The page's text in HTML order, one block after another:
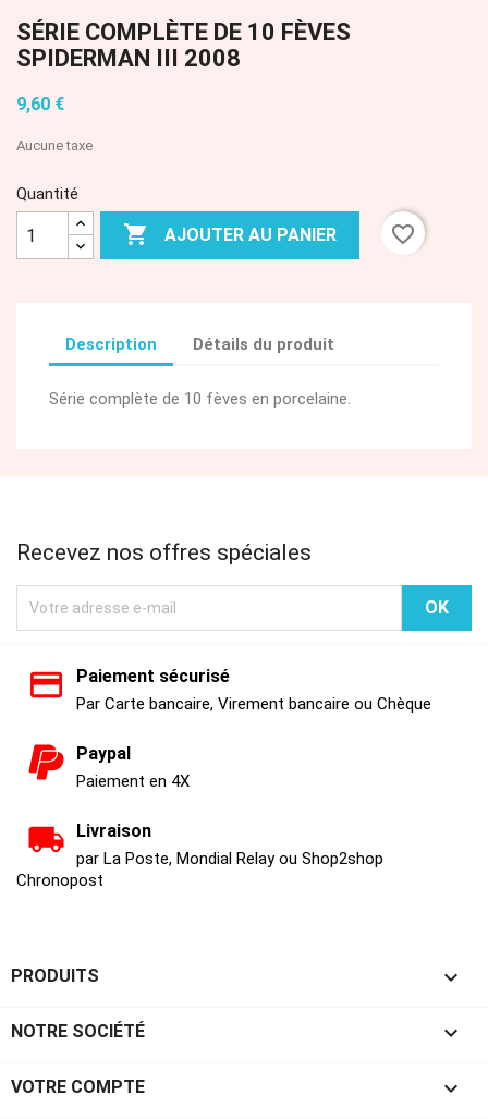
SÉRIE COMPLÈTE DE 10 FÈVES
SPIDERMAN III 2008
9,60 €
Aucune taxe
Quantité
 AJOUTER AU PANIER favorite_border
Description Détails du produit
Série complète de 10 fèves en porcelaine.
Recevez nos offres spéciales
Paiement sécurisé
Par Carte bancaire, Virement bancaire ou Chèque
Paypal
Paiement en 4X
Livraison
par La Poste, Mondial Relay ou Shop2shop
Chronopost
PRODUITS 
NOTRE SOCIÉTÉ 
VOTRE COMPTE 